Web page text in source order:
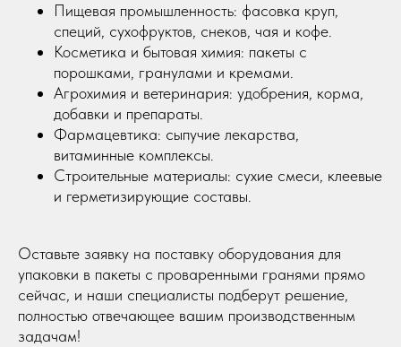
Пищевая промышленность: фасовка круп,
специй, сухофруктов, снеков, чая и кофе.
Косметика и бытовая химия: пакеты с
порошками, гранулами и кремами.
Агрохимия и ветеринария: удобрения, корма,
добавки и препараты.
Фармацевтика: сыпучие лекарства,
витаминные комплексы.
Строительные материалы: сухие смеси, клеевые
и герметизирующие составы.
Оставьте заявку на поставку оборудования для
упаковки в пакеты с проваренными гранями прямо
сейчас, и наши специалисты подберут решение,
полностью отвечающее вашим производственным
задачам!
Двухкамерные вакуумные упаковщики
Однокамерные вакуумные упаковщики
Вакуомно упаковочное оборудование
Фасовочно-упаковочное оборудование
Дозирующее оборудование
Кодирующее оборудование
О компании
Оплата
Доставка